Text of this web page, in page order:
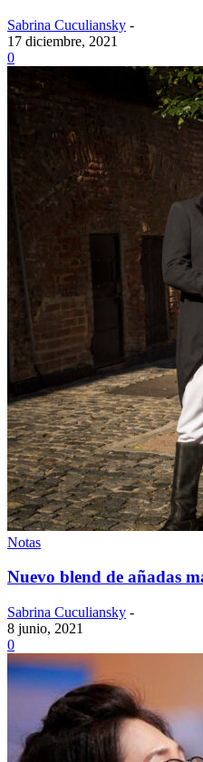
Sabrina Cuculiansky -
17 diciembre, 2021
0
Notas
Nuevo blend de añadas
Sabrina Cuculiansky -
8 junio, 2021
0